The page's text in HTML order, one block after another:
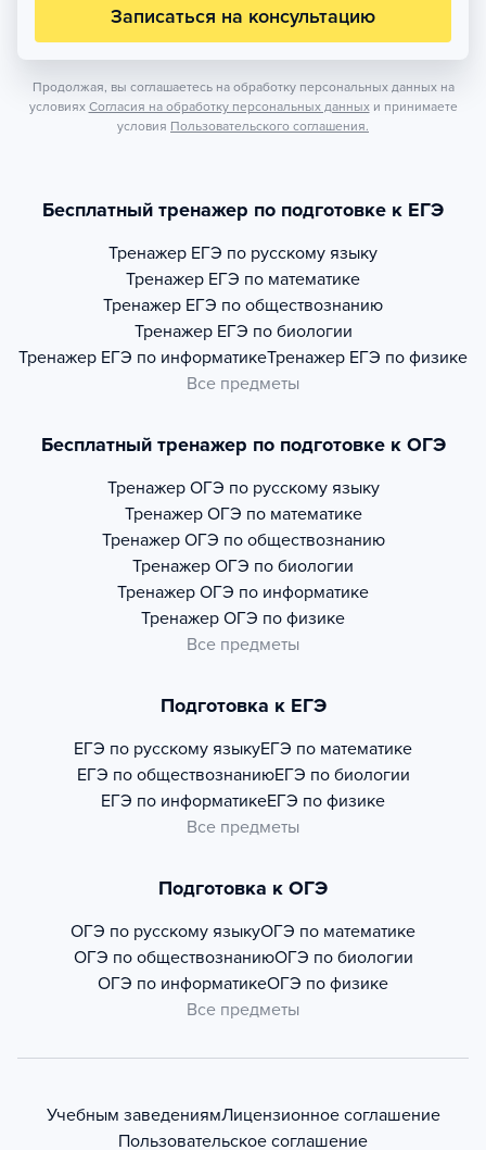
Записаться на консультацию
Продолжая, вы соглашаетесь на обработку персональных данных на
условиях Согласия на обработку персональных данных и принимаете
условия Пользовательского соглашения.
Бесплатный тренажер по подготовке к ЕГЭ
Тренажер ЕГЭ по русскому языку
Тренажер ЕГЭ по математике
Тренажер ЕГЭ по обществознанию
Тренажер ЕГЭ по биологии
Тренажер ЕГЭ по информатикеТренажер ЕГЭ по физике
Все предметы
Бесплатный тренажер по подготовке к ОГЭ
Тренажер ОГЭ по русскому языку
Тренажер ОГЭ по математике
Тренажер ОГЭ по обществознанию
Тренажер ОГЭ по биологии
Тренажер ОГЭ по информатике
Тренажер ОГЭ по физике
Все предметы
Подготовка к ЕГЭ
ЕГЭ по русскому языкуЕГЭ по математике
ЕГЭ по обществознаниюЕГЭ по биологии
ЕГЭ по информатикеЕГЭ по физике
Все предметы
Подготовка к ОГЭ
ОГЭ по русскому языкуОГЭ по математике
ОГЭ по обществознаниюОГЭ по биологии
ОГЭ по информатикеОГЭ по физике
Все предметы
Учебным заведениямЛицензионное соглашение
Пользовательское соглашение